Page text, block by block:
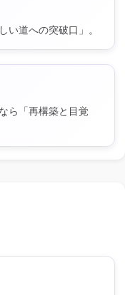
い道への突破口」。
ら「再構築と目覚